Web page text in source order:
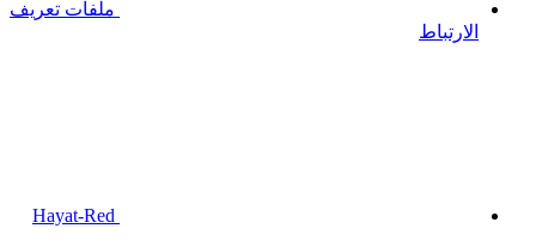
ملفات تعريف
الارتباط